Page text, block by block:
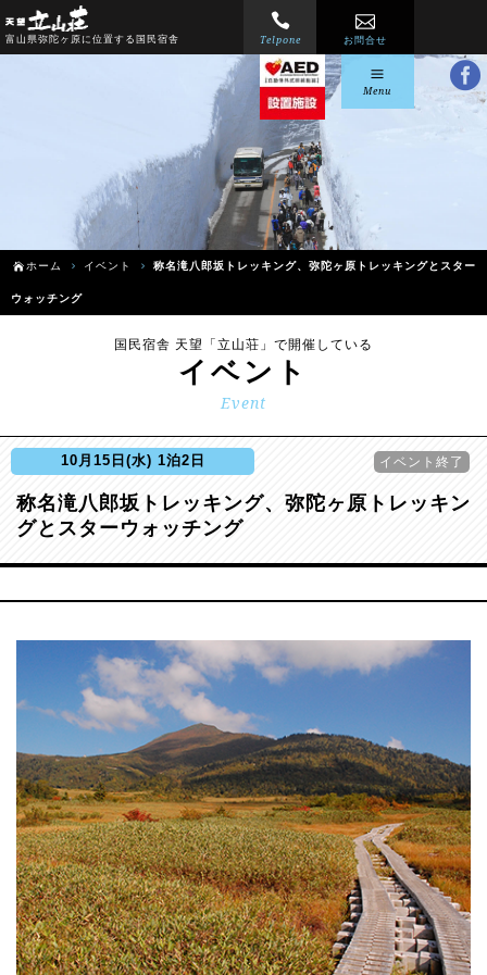
富山県弥陀ヶ原に位置する国民宿舎 Telpone お問合せ
Menu
ホーム イベント 称名滝八郎坂トレッキング、弥陀ヶ原トレッキングとスター
ウォッチング
国民宿舎 天望「立山荘」で開催している
イベント
Event
イベント終了
10月15日(水) 1泊2日
称名滝八郎坂トレッキング、弥陀ヶ原トレッキン
グとスターウォッチング